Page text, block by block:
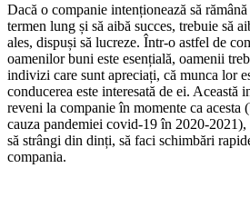
Dacă o companie intenționează să
termen lung și să aibă succes, trebuie să
ales, dispuși să lucreze. Într-o astfel de
oamenilor buni este esențială, oamenii
indivizi care sunt apreciați, că munca lor
conducerea este interesată de ei. Această
reveni la companie în momente ca acesta
cauza pandemiei covid-19 în 2020-
să strângi din dinți, să faci schimbări
compania.